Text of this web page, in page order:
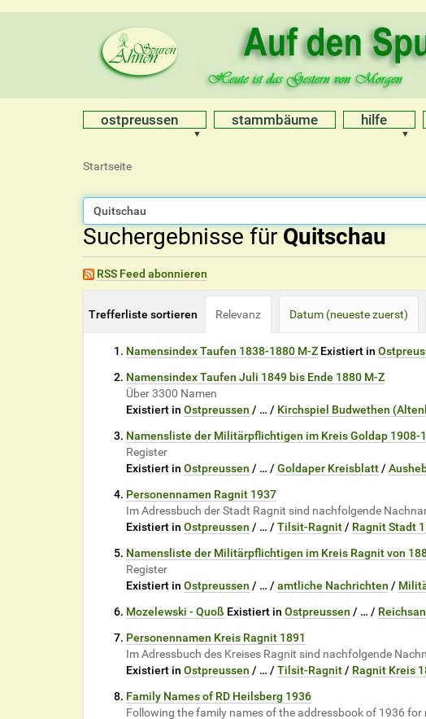
ostpreussen stammbäume hilfe
S
e
i
n
h
Startseite
Suchergebnisse fürQuitschau
RSS Feed abonnieren
Trefferliste sortieren Relevanz Datum (neueste zuerst)
Namensindex Taufen 1838-1880 M-Z Existiert in
Namensindex Taufen Juli 1849 bis Ende 1880 M-Z
Über 3300 Namen
Existiert in Ostpreussen / … / Kirchspiel Budwethen
Namensliste der Militärpflichtigen im Kreis Goldap 1908-
Register
Existiert in Ostpreussen / … / Goldaper Kreisblatt/
Personennamen Ragnit 1937
Im Adressbuch der Stadt Ragnit sind nachfolgende
Existiert in Ostpreussen / … / Tilsit-Ragnit/ Ragnit Stadt
Namensliste der Militärpflichtigen im Kreis Ragnit von
Register
Existiert in Ostpreussen / … / amtliche Nachrichten /
Mozelewski - Quoß Existiert in Ostpreussen / … /
Personennamen Kreis Ragnit 1891
Im Adressbuch des Kreises Ragnit sind nachfolgende
Existiert in Ostpreussen / … / Tilsit-Ragnit/ Ragnit Kreis
Family Names of RD Heilsberg 1936
Following the family names of the addressbook of 1936